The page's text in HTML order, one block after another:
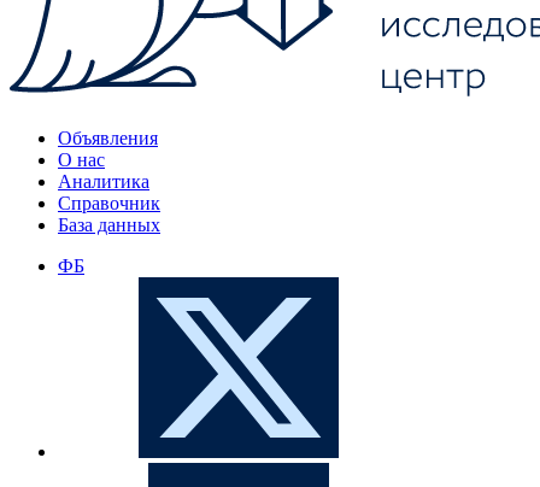
Объявления
О нас
Аналитика
Справочник
База данных
ФБ